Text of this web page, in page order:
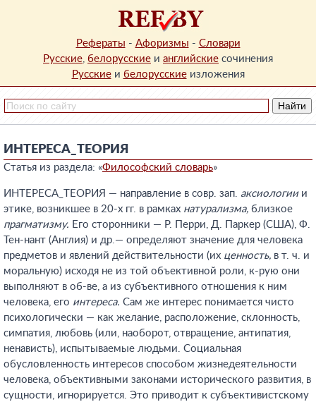
Рефераты - Афоризмы - Словари
Русские, белорусские и английские сочинения
Русскиеи белорусскиеизложения
ИНТЕРЕСА_ТЕОРИЯ
Статья из раздела: «Философский словарь»
ИНТЕРЕСА_ТЕОРИЯ — направление в совр. зап. аксиологиии
этике, возникшее в 20-х гг. в рамках натурализма, близкое
прагматизму. Его сторонники — Р. Перри, Д. Паркер (США), Ф.
Тен-нант (Англия) и др.— определяют значение для человека
предметов и явлений действительности (их ценность, в т. ч. и
моральную) исходя не из той объективной роли, к-рую они
выполняют в об-ве, а из субъективного отношения к ним
человека, его интереса. Сам же интерес понимается чисто
психологически — как желание, расположение, склонность,
симпатия, любовь (или, наоборот, отвращение, антипатия,
ненависть), испытываемые людьми. Социальная
обусловленность интересов способом жизнедеятельности
человека, объективными законами исторического развития, в
сущности, игнорируется. Это приводит к субъективистскому